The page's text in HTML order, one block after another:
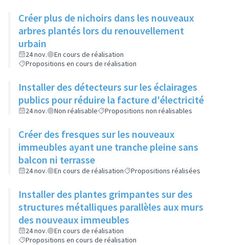
Créer plus de nichoirs dans les nouveaux
arbres plantés lors du renouvellement
urbain
24 nov.
En cours de réalisation
Propositions en cours de réalisation
Installer des détecteurs sur les éclairages
publics pour réduire la facture d'électricité
24 nov. Non réalisable Propositions non réalisables
Créer des fresques sur les nouveaux
immeubles ayant une tranche pleine sans
balcon ni terrasse
24 nov. En cours de réalisation Propositions réalisées
Installer des plantes grimpantes sur des
structures métalliques parallèles aux murs
des nouveaux immeubles
24 nov.
En cours de réalisation
Propositions en cours de réalisation